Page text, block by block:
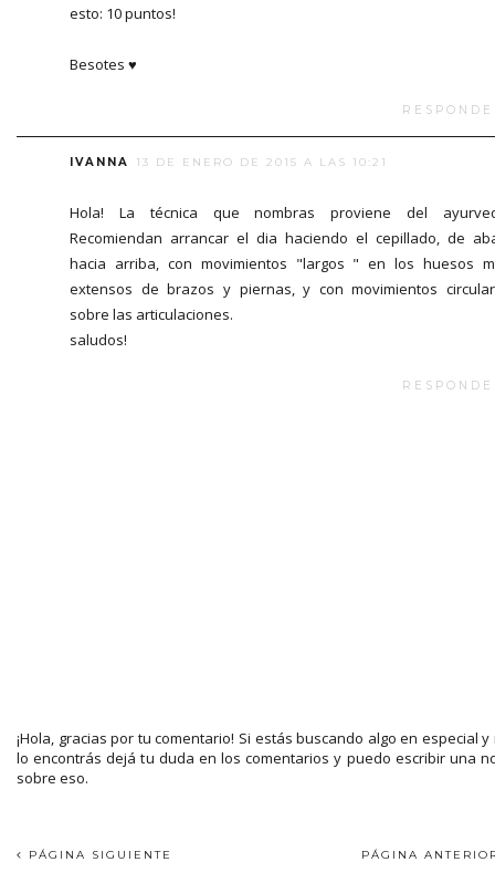
esto: 10 puntos!
Besotes ♥
IVANNA 13 DE ENERO DE 2015 A LAS 10:21
Hola! La técnica que nombras proviene del
Recomiendan arrancar el dia haciendo el cepillado, de
hacia arriba, con movimientos "largos " en los huesos
extensos de brazos y piernas, y con movimientos
sobre las articulaciones.
saludos!
¡Hola, gracias por tu comentario! Si estás buscando algo en especial y
lo encontrás dejá tu duda en los comentarios y puedo escribir una
sobre eso.
PÁGINA SIGUIENTE PÁGINA